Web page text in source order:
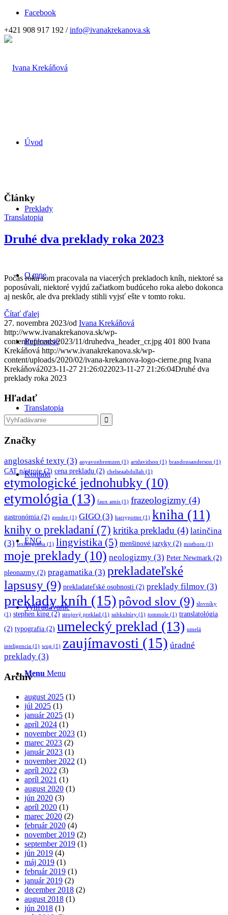
Facebook
+421 908 917 192 /info@ivanakrekanova.sk
Úvod
Preklady
O mne
Referencie
Translatopia
Kontakt
ENG
Vyhľadávanie
Menu Menu
Články
Translatopia
Druhé dva preklady roka 2023
Počas roka som pracovala na viacerých prekladoch kníh, niektoré sa
poposúvali, niektoré vyjdú začiatkom budúceho roka alebo dokonca
aj neskôr, ale dva preklady stihli vyjsť ešte v tomto roku.
Čítať ďalej
27. novembra 2023/od Ivana Krekáňová
http://www.ivanakrekanova.sk/wp-
content/uploads/2023/11/druhedva_header_cr.jpg 401 800 Ivana
Krekáňová http://www.ivanakrekanova.sk/wp-
content/uploads/2020/02/ivana-krekanova-logo-cierne.png Ivana
Krekáňová2023-11-27 21:26:022023-11-27 21:26:04Druhé dva
preklady roka 2023
Hľadať
Značky
anglosaské texty (3) anyavonbremzen (1) artdavidson (1) brandonsanderson (1)
CAT nástroje (2) cena prekladu (2) chelseaabdullah (1)
etymologické jednohubky (10)
etymológia (13) faux amis (1) frazeologizmy (4)
gastronómia (2) gender (1) GIGO (3) harrypotter (1) kniha (11)
knihy o prekladaní (7) kritika prekladu (4) latinčina
(3) lexikografia (1) lingvistika (5) menšinové jazyky (2) mistborn (1)
moje preklady (10) neologizmy (3) Peter Newmark (2)
pleonazmy (2) pragamatika (3) prekladateľské
lapsusy (9) prekladateľské osobnosti (2) preklady filmov (3)
preklady kníh (15)pôvod slov (9) slovníky
(1) stephen king (2) strojový preklad (1) subkultúry (1) tommole (1) translatológia
(2) typografia (2) umelecký preklad (13) umelá
inteligencia (1) wug (1) zaujímavosti (15) úradné
preklady (3)
Archív
august 2025 (1)
júl 2025 (1)
január 2025 (1)
apríl 2024 (1)
november 2023 (1)
marec 2023 (2)
január 2023 (1)
november 2022 (1)
apríl 2022 (3)
apríl 2021 (1)
august 2020 (1)
jún 2020 (3)
apríl 2020 (1)
marec 2020 (2)
február 2020 (4)
november 2019 (2)
september 2019 (1)
jún 2019 (4)
máj 2019 (1)
február 2019 (1)
január 2019 (2)
december 2018 (2)
august 2018 (1)
jún 2018 (1)